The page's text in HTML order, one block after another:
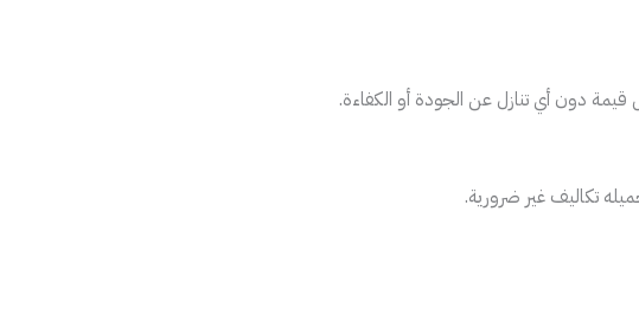
دون أي تنازل عن الجودة أو الكفاءة.
تكاليف غير ضرورية.